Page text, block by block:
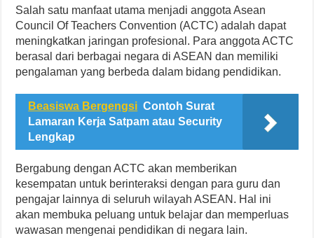
Salah satu manfaat utama menjadi anggota Asean
Council Of Teachers Convention (ACTC) adalah dapat
meningkatkan jaringan profesional. Para anggota ACTC
berasal dari berbagai negara di ASEAN dan memiliki
pengalaman yang berbeda dalam bidang pendidikan.
Beasiswa Bergengsi Contoh Surat
Lamaran Kerja Satpam atau Security
Lengkap
Bergabung dengan ACTC akan memberikan
kesempatan untuk berinteraksi dengan para guru dan
pengajar lainnya di seluruh wilayah ASEAN. Hal ini
akan membuka peluang untuk belajar dan memperluas
wawasan mengenai pendidikan di negara lain.